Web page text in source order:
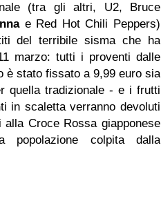
(tra gli altri, U2, Bruce
e Red Hot Chili Peppers)
del terribile sisma che ha
marzo: tutti i proventi dalle
è stato fissato a 9,99 euro sia
quella tradizionale - e i frutti
in scaletta verranno devoluti
Croce Rossa giapponese
popolazione colpita dalla